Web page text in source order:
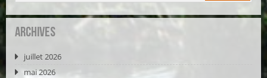
Archives
juillet 2026
mai 2026